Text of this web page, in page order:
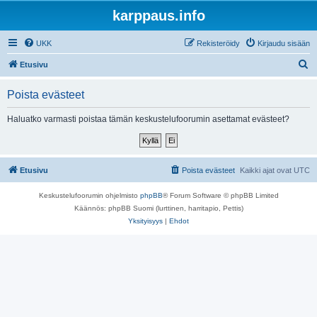
karppaus.info
UKK Kirjaudu sisään
Rekisteröidy
Etusivu
Poista evästeet
Haluatko varmasti poistaa tämän keskustelufoorumin asettamat evästeet?
Etusivu Kaikki ajat ovat UTC
Poista evästeet
Keskustelufoorumin ohjelmisto phpBB® Forum Software © phpBB Limited
Käännös: phpBB Suomi (lurttinen, harritapio, Pettis)
Yksityisyys | Ehdot